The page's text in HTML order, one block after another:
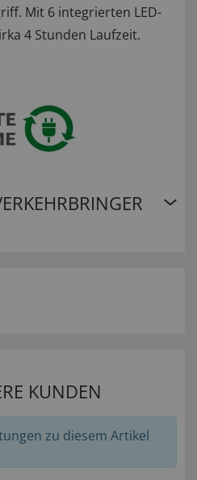
Mit 6 integrierten LED-
4 Stunden Laufzeit.
KUNDEN
zu diesem Artikel